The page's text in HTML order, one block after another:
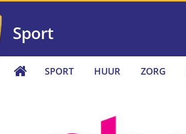
Sport
SPORT HUUR ZORG